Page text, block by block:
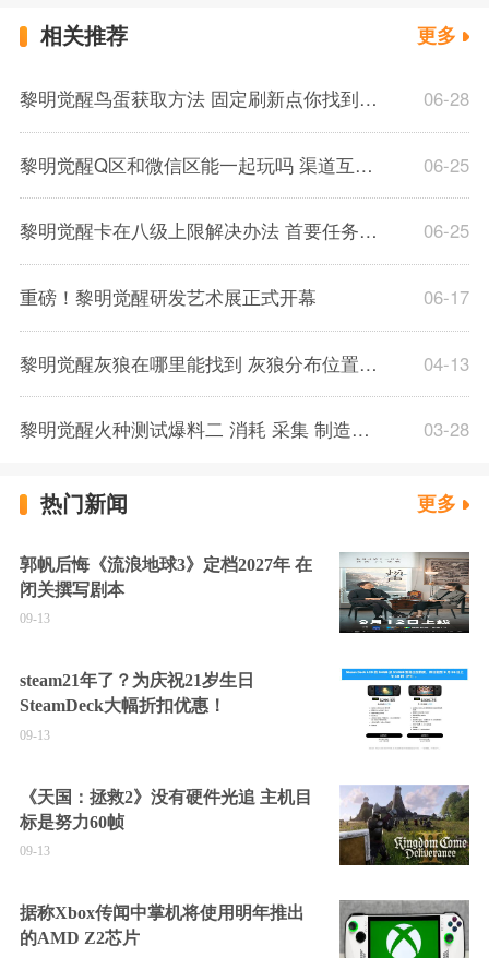
相关推荐 更多
黎明觉醒鸟蛋获取方法 固定刷新点你找到了吗 06-28
黎明觉醒Q区和微信区能一起玩吗 渠道互通问题介绍 06-25
黎明觉醒卡在八级上限解决办法 首要任务升级却会卡级 06-25
重磅！黎明觉醒研发艺术展正式开幕 06-17
黎明觉醒灰狼在哪里能找到 灰狼分布位置一览 04-13
黎明觉醒火种测试爆料二 消耗 采集 制造优化 03-28
热门新闻 更多
郭帆后悔《流浪地球3》定档2027年 在
闭关撰写剧本
09-13
steam21年了？为庆祝21岁生日
SteamDeck大幅折扣优惠！
09-13
《天国：拯救2》没有硬件光追 主机目
标是努力60帧
09-13
据称Xbox传闻中掌机将使用明年推出
的AMD Z2芯片